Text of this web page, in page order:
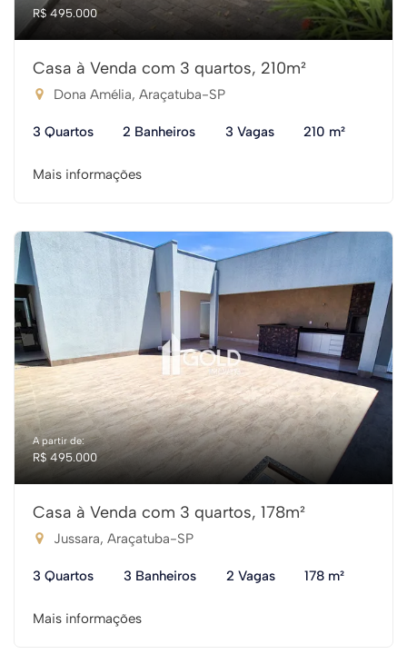
R$ 495.000
Casa à Venda com 3 quartos, 210m²
Dona Amélia, Araçatuba-SP
3 Quartos 2 Banheiros 3 Vagas 210 m²
Mais informações
A partir de:
R$ 495.000
Casa à Venda com 3 quartos, 178m²
Jussara, Araçatuba-SP
3 Quartos 3 Banheiros 2 Vagas 178 m²
Mais informações